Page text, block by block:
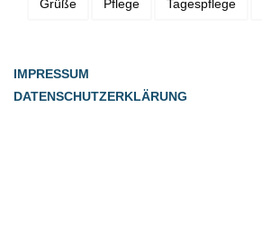
Grüße Pflege Tagespflege
IMPRESSUM
DATENSCHUTZERKLÄRUNG